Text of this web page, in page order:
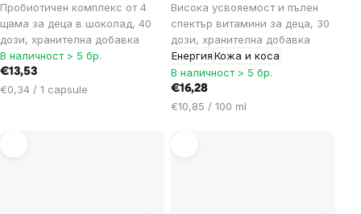
Пробиотичен комплекс от 4
щама за деца в шоколад, 40
дози, хранителна добавка
В наличност > 5 бр.
€13,53
Цена
€0,34 / 1 capsule
Висока усвояемост и пълен
спектър витамини за деца, 30
дози, хранителна добавка
ЕнергияКожа и коса
В наличност > 5 бр.
€16,28
Цена
€10,85 / 100 ml